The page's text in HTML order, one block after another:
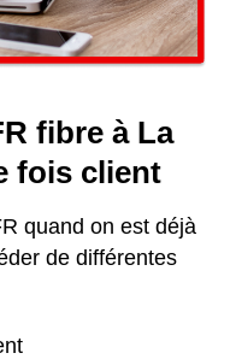
fibre à La
fois client
quand on est déjà
de différentes